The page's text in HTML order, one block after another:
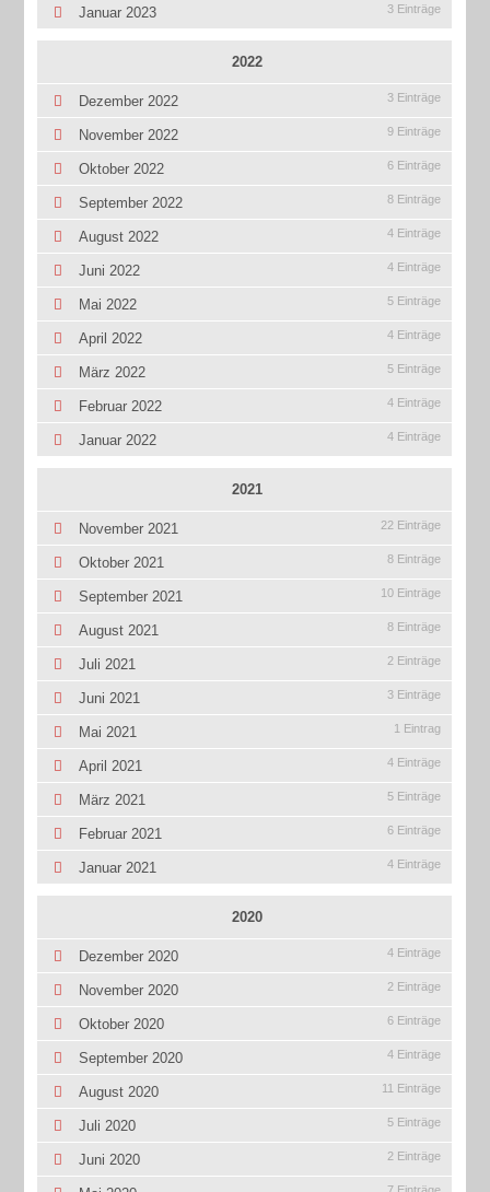
Januar 2023 3 Einträge
2022
Dezember 2022 3 Einträge
November 2022 9 Einträge
Oktober 2022 6 Einträge
September 2022 8 Einträge
August 2022 4 Einträge
Juni 2022 4 Einträge
Mai 2022 5 Einträge
April 2022 4 Einträge
März 2022 5 Einträge
Februar 2022 4 Einträge
Januar 2022 4 Einträge
2021
November 2021 22 Einträge
Oktober 2021 8 Einträge
September 2021 10 Einträge
August 2021 8 Einträge
Juli 2021 2 Einträge
Juni 2021 3 Einträge
Mai 2021 1 Eintrag
April 2021 4 Einträge
März 2021 5 Einträge
Februar 2021 6 Einträge
Januar 2021 4 Einträge
2020
Dezember 2020 4 Einträge
November 2020 2 Einträge
Oktober 2020 6 Einträge
September 2020 4 Einträge
August 2020 11 Einträge
Juli 2020 5 Einträge
Juni 2020 2 Einträge